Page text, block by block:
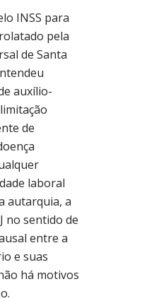
INSS para
pela
de Santa
auxílio-
de
laboral
autarquia, a
no sentido de
entre a
e suas
há motivos